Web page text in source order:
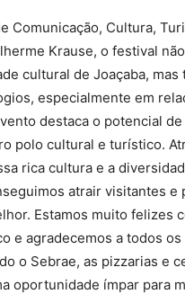
Comunicação, Cultura,
Krause, o festival
cultural de Joaçaba, mas
especialmente em
destaca o potencial
polo cultural e turístico.
rica cultura e a
atrair visitantes e
Estamos muito felizes
e agradecemos a todos os
o Sebrae, as pizzarias e
oportunidade ímpar para